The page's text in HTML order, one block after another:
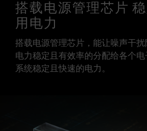
搭载电源管理芯片
用电力
搭载电源管理芯片，能让噪声干
电力稳定且有效率的分配给各个
系统稳定且快速的电力。